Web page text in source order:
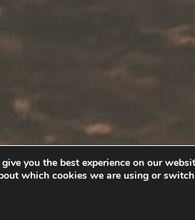
you the best experience on our
which cookies we are using or